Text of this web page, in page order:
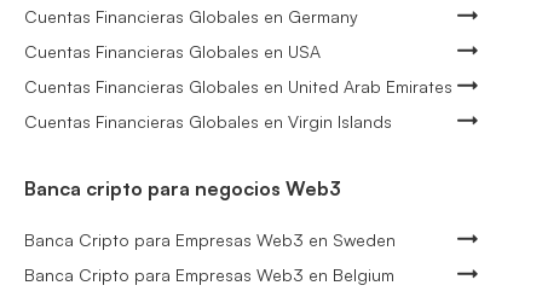
Cuentas Financieras Globales en Germany
Cuentas Financieras Globales en USA
Cuentas Financieras Globales en United Arab Emirates
Cuentas Financieras Globales en Virgin Islands
Banca cripto para negocios Web3
Banca Cripto para Empresas Web3 en Sweden
Banca Cripto para Empresas Web3 en Belgium